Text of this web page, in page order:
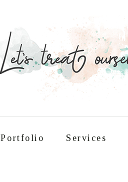
Portfolio Services